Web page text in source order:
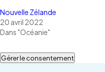
Nouvelle Zélande
20 avril 2022
Dans "Océanie"
Gérer le consentement